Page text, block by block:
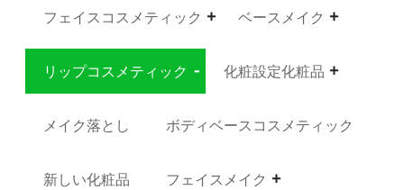
フェイスコスメティック ベースメイク
リップコスメティック 化粧設定化粧品
メイク落とし ボディベースコスメティック
新しい化粧品 フェイスメイク